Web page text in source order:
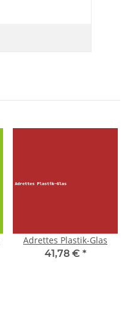
Adrettes Plastik-Glas
41,78 € *